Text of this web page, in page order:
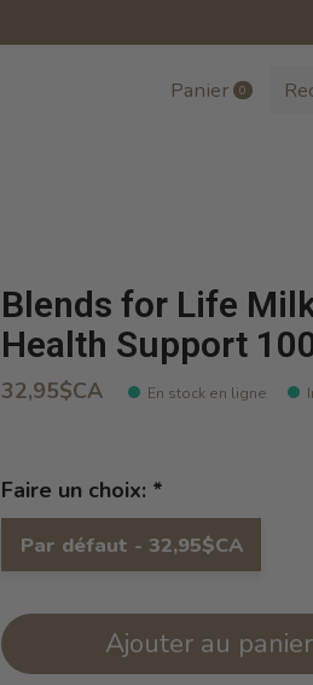
Panier 0items
Blends for Life
Health Support
32,95$CA En stock en ligne
Faire un choix: *
Par défaut - 32,95$CA